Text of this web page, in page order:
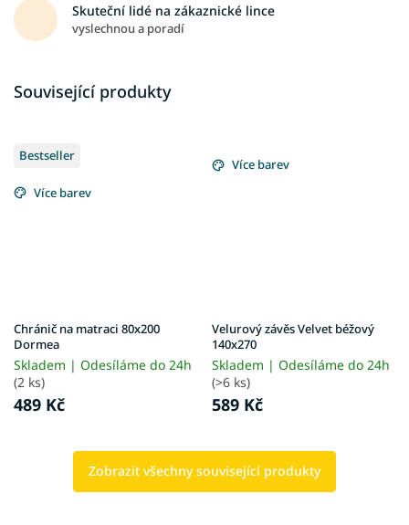
Skuteční lidé na zákaznické lince
vyslechnou a poradí
Související produkty
Bestseller
Více barev
Chránič na matraci 80x200
Dormea
Skladem | Odesíláme do 24h
(2 ks)
489 Kč
Více barev
Velurový závěs Velvet béžový
140x270
Skladem | Odesíláme do 24h
(>6 ks)
589 Kč
Zobrazit všechny související produkty